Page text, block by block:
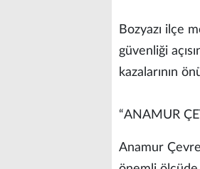
Bozyazı ilçe
güvenliği
kazalarının
“ANAMUR
Anamur